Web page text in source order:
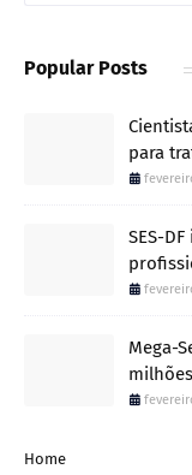
Popular Posts
para
SES-
Mega-
milhões
Home